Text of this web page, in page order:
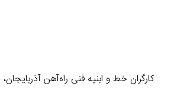
کارگران خط و ابنیه فنی راه‌آهن